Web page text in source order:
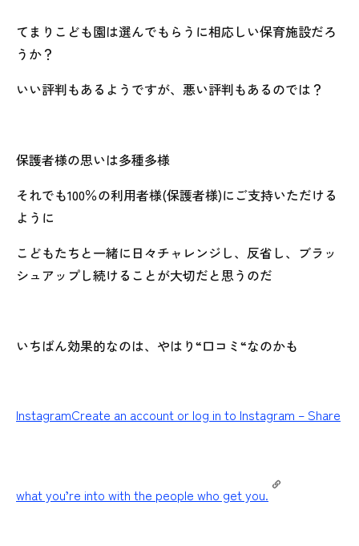
てまりこども園は選んでもらうに相応しい保育施設だろ
うか？
いい評判もあるようですが、悪い評判もあるのでは？
保護者様の思いは多種多様
それでも100％の利用者様(保護者様)にご支持いただける
ように
こどもたちと一緒に日々チャレンジし、反省し、ブラッ
シュアップし続けることが大切だと思うのだ
いちばん効果的なのは、やはり“口コミ“なのかも
InstagramCreate an account or log in to Instagram – Share
what you’re into with the people who get you.